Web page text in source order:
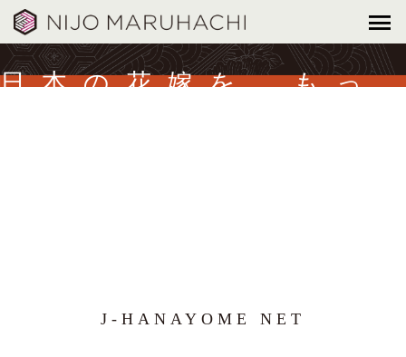
日本の花嫁を、もっ
J-HANAYOME NET